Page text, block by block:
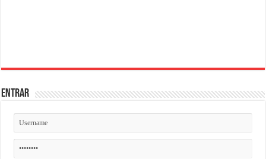
ENTRAR